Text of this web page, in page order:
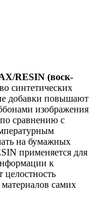
RESIN (воск-
синтетических
добавки повышают
изображения
сравнению с
на бумажных
применяется для
к
целостность
самих